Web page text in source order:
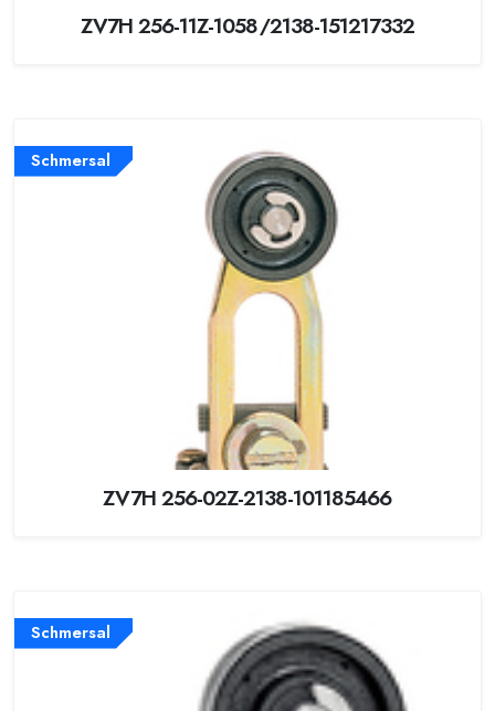
ZV7H 256-11Z-1058/2138-151217332
Schmersal
ZV7H 256-02Z-2138-101185466
Schmersal